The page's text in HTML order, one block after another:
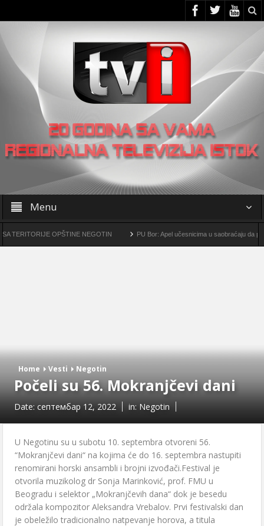
Menu
OPŠTINE NEGOTIN PU Bor: Apel učesnicima u saobraćaju da povećaju
Home Vesti Negotin
Počeli su 56. Mokranjčevi dani
Date:септембар 12, 2022 in: Negotin
U Negotinu su u subotu 10. septembra otvoreni 56.
“Mokranjčevi dani“ na kojima će do 16. septembra nastupiti
renomirani horski ansambli i brojni izvođači.Festival je
otvorila muzikolog dr Sonja Marinković, prof. FMU u
Beogradu i selektor „Mokranjčevih dana“ dok je besedu
održala kompozitor Aleksandra Vrebalov. Prvi festivalski dan
je obeležilo tradicionalno natpevanje horova, a titula